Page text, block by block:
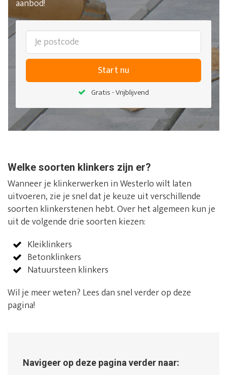
aanbod!
Start nu
Gratis - Vrijblijvend
Welke soorten klinkers zijn er?
Wanneer je klinkerwerken in Westerlo wilt laten
uitvoeren, zie je snel dat je keuze uit verschillende
soorten klinkerstenen hebt. Over het algemeen kun je
uit de volgende drie soorten kiezen:
Kleiklinkers
Betonklinkers
Natuursteen klinkers
Wil je meer weten? Lees dan snel verder op deze
pagina!
Navigeer op deze pagina verder naar: